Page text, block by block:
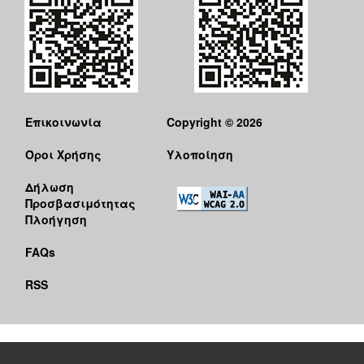
ΠΕΠ
2007-
2013
ΠΟΛΙΤΙΣΜΟΣ
ΑΝΘΕΚΤΙΚΗ
Επικοινωνία
Όροι Χρήσης
Δήλωση
Προσβασιμότητας
Πλοήγηση
FAQs
RSS
Copyright © 2026
Υλοποίηση